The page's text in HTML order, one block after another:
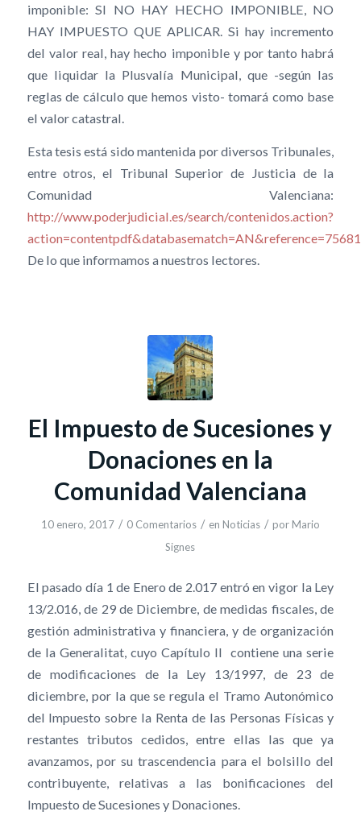
imponible: SI NO HAY HECHO IMPONIBLE, NO
HAY IMPUESTO QUE APLICAR. Si hay incremento
del valor real, hay hecho imponible y por tanto habrá
que liquidar la Plusvalía Municipal, que -según las
reglas de cálculo que hemos visto- tomará como base
el valor catastral.
Esta tesis está sido mantenida por diversos Tribunales,
entre otros, el Tribunal Superior de Justicia de la
Comunidad Valenciana:
http://www.poderjudicial.es/search/contenidos.action?
De lo que informamos a nuestros lectores.
El Impuesto de Sucesiones y
Donaciones en la
Comunidad Valenciana
10 enero, 2017 / 0 Comentarios / en Noticias / por Mario
Signes
El pasado día 1 de Enero de 2.017 entró en vigor la Ley
13/2.016, de 29 de Diciembre, de medidas fiscales, de
gestión administrativa y financiera, y de organización
de la Generalitat, cuyo Capítulo II contiene una serie
de modificaciones de la Ley 13/1997, de 23 de
diciembre, por la que se regula el Tramo Autonómico
del Impuesto sobre la Renta de las Personas Físicas y
restantes tributos cedidos, entre ellas las que ya
avanzamos, por su trascendencia para el bolsillo del
contribuyente, relativas a las bonificaciones del
Impuesto de Sucesiones y Donaciones.